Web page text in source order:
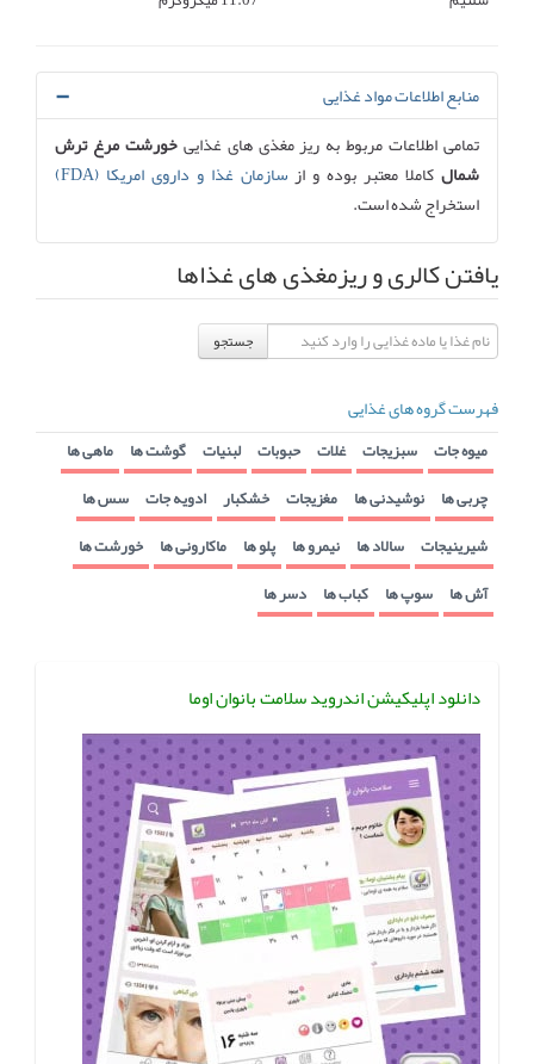
منابع اطلاعات مواد غذایی
تمامی اطلاعات مربوط به ریز مغذی های غذاییخورشت مرغ ترش
شمالکاملا معتبر بوده و از سازمان غذا و داروی امریکا (FDA)
استخراج شده است.
یافتن کالری و ریزمغذی های غذاها
جستجو
فهرست گروه های غذایی
میوه جات سبزیجات غلات حبوبات لبنیات گوشت ها ماهی ها
چربی ها نوشیدنی ها مغزیجات خشکبار ادویه جات سس ها
شیرینیجات سالاد ها نیمرو ها پلو ها ماکارونی ها خورشت ها
آش ها سوپ ها کباب ها دسر ها
دانلود اپلیکیشن اندروید سلامت بانوان اوما